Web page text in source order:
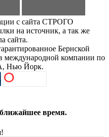
с сайта СТРОГО
на источник, а так же
сайта.
Бернской
международной компании по
Нью Йорк.
время.